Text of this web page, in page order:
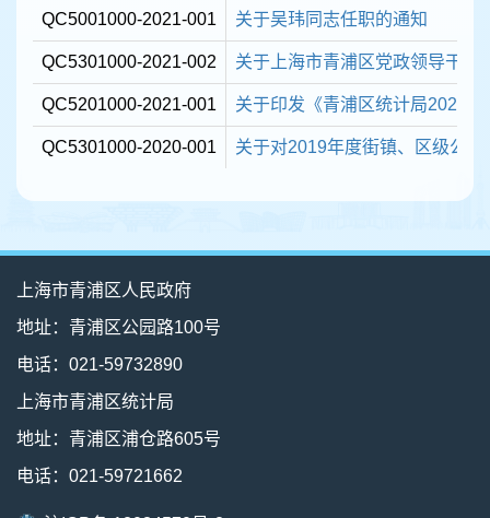
QC5001000-2021-001 关于吴玮同志任职的通知
QC5301000-2021-002 关于上海市青浦区党政领导干部
QC5201000-2021-001 关于印发《青浦区统计局2021
QC5301000-2020-001 关于对2019年度街镇、区级公
上海市青浦区人民政府
地址：青浦区公园路100号
电话：021-59732890
上海市青浦区统计局
地址：青浦区浦仓路605号
电话：021-59721662